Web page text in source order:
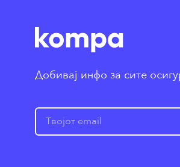
Добивај инфо за сите